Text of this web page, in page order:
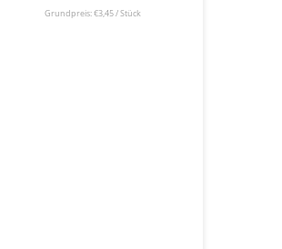
Grundpreis: €3,45 / Stück